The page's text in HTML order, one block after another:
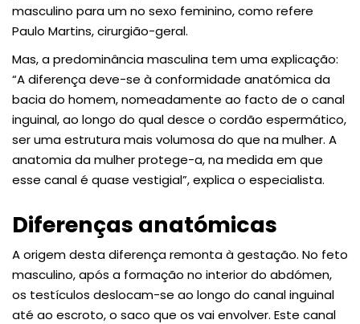
masculino para um no sexo feminino, como refere
Paulo Martins, cirurgião-geral.
Mas, a predominância masculina tem uma explicação:
“A diferença deve-se à conformidade anatómica da
bacia do homem, nomeadamente ao facto de o canal
inguinal, ao longo do qual desce o cordão espermático,
ser uma estrutura mais volumosa do que na mulher. A
anatomia da mulher protege-a, na medida em que
esse canal é quase vestigial”, explica o especialista.
Diferenças anatómicas
A origem desta diferença remonta à gestação. No feto
masculino, após a formação no interior do abdómen,
os testículos deslocam-se ao longo do canal inguinal
até ao escroto, o saco que os vai envolver. Este canal